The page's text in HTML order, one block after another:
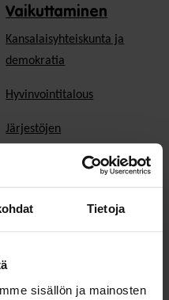
Tietoja
sisällön ja mainosten
Vaikuttaminen
Kansalaisyhteiskunta ja
demokratia
Hyvinvointitalous
Järjestöjen
Hyvinvoinnin ja terveyden
edistäminen